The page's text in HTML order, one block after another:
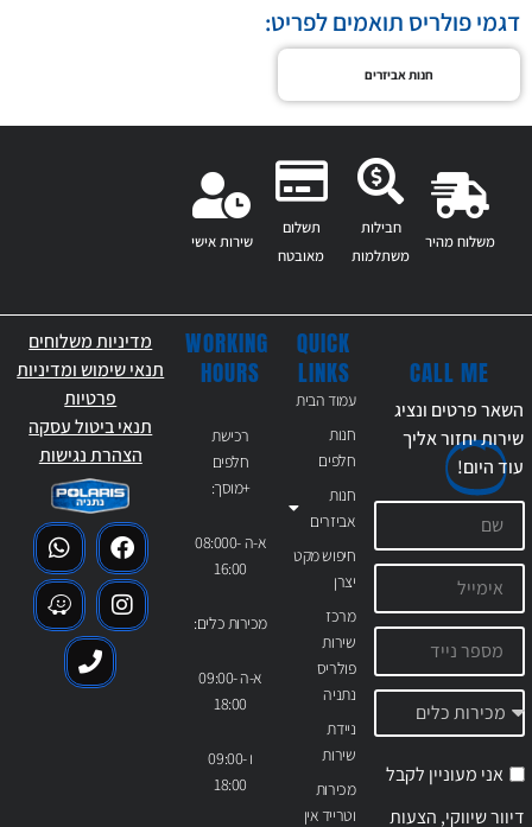
דגמי פולריס תואמים לפריט:
חנות אביזרים
משלוח מהיר
חבילות
משתלמות
תשלום
מאובטח
שירות אישי
QUICK
LINKS
עמוד הבית
חנות
חלפים
חנות
אביזרים
חיפוש מקט
יצרן
מרכז
שירות
פולריס
נתניה
ניידת
שירות
מכירות
וטרייד אין
WORKING
HOURS
רכישת
חלפים
+מוסך:
א-ה 08:000-
16:00
מכירות כלים:
א-ה 09:00-
18:00
ו 09:00-
18:00
CALL ME
השאר פרטים ונציג
שירות יחזור אליך
עודהיום!
אני מעוניין לקבל
דיוור שיווקי, הצעות
מדיניות משלוחים
תנאי שימוש ומדיניות
פרטיות
תנאי ביטול עסקה
הצהרת נגישות